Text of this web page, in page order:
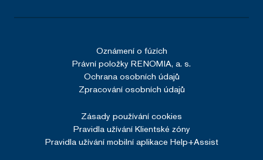
Oznámení o fúzích
Právní položky RENOMIA, a. s.
Ochrana osobních údajů
Zpracování osobních údajů
Zásady používání cookies
Pravidla užívání Klientské zóny
Pravidla užívání mobilní aplikace Help+Assist
.renomia.cz